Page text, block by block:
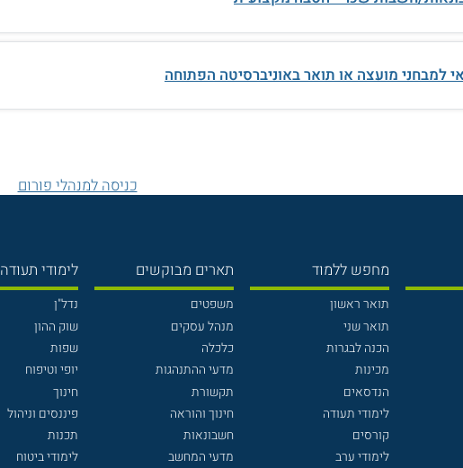
למבחני מועצה או תואר באוניברסיטה הפתוחה
כניסה למנהלי פורום
מחפש ללמוד
תואר ראשון
תואר שני
הכנה לבגרות
מכינות
הנדסאים
לימודי תעודה
קורסים
לימודי ערב
תארים מבוקשים
משפטים
מנהל עסקים
כלכלה
מדעי ההתנהגות
תקשורת
חינוך והוראה
חשבונאות
מדעי המחשב
לימודי תעודה
נדל"ן
שוק ההון
שפות
יופי וטיפוח
חינוך
פיננסים וניהול
תכנות
לימודי ביטוח